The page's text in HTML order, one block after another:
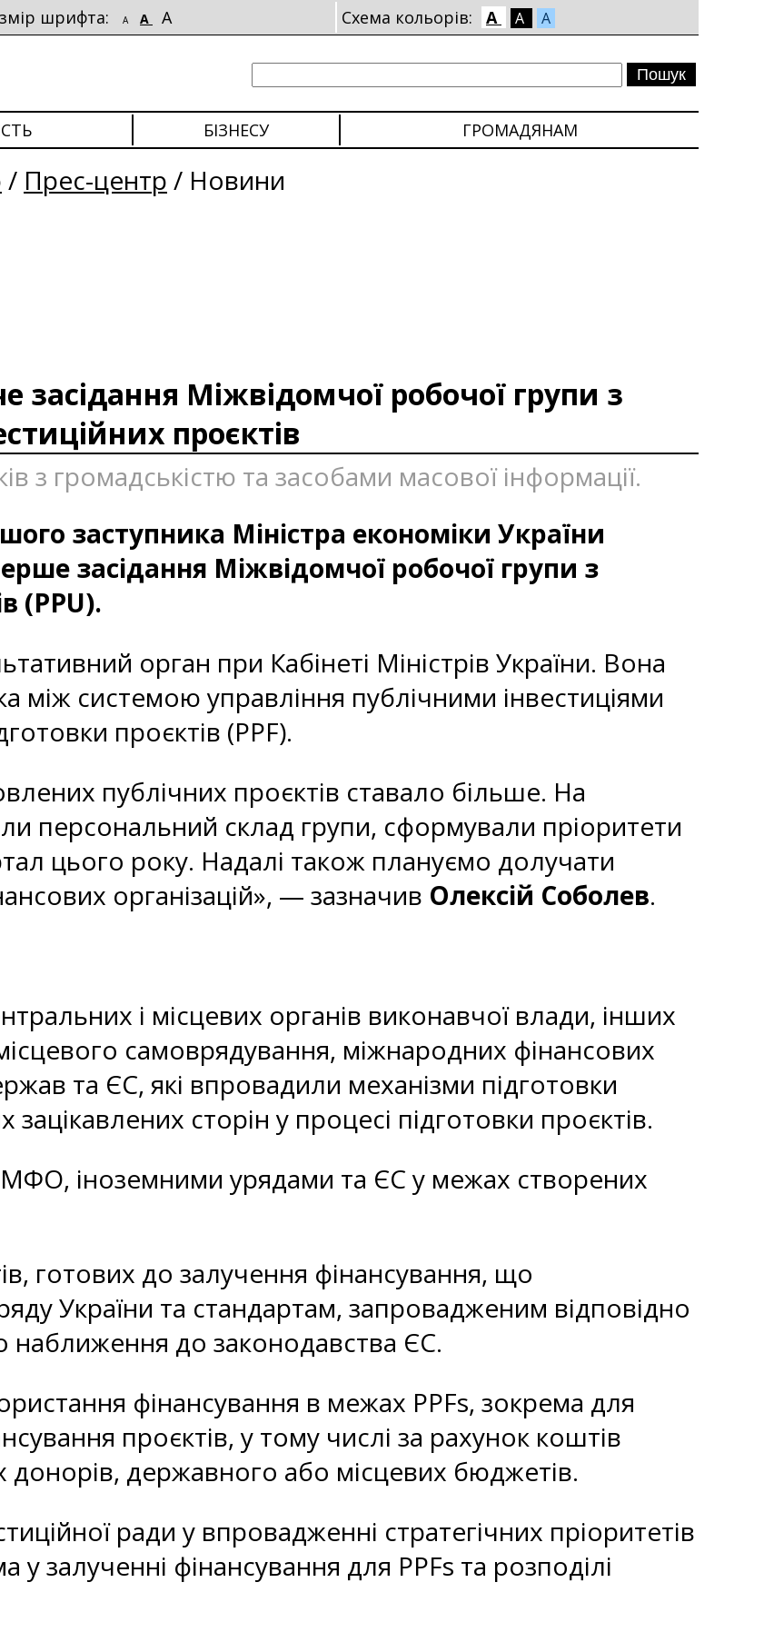
шрифта: A A A Схема кольорів: A A A
БІЗНЕСУ ГРОМАДЯНАМ
/ Прес-центр / Новини
засідання Міжвідомчої робочої групи з
проєктів
з громадськістю та засобами масової інформації.
заступника Міністра економіки України
засідання Міжвідомчої робочої групи з
(PPU).
орган при Кабінеті Міністрів України. Вона
між системою управління публічними інвестиціями
проєктів (PPF).
публічних проєктів ставало більше. На
персональний склад групи, сформували пріоритети
цього року. Надалі також плануємо долучати
організацій», — зазначив Олексій Соболев.
і місцевих органів виконавчої влади, інших
самоврядування, міжнародних фінансових
та ЄС, які впровадили механізми підготовки
зацікавлених сторін у процесі підготовки проєктів.
МФО, іноземними урядами та ЄС у межах створених
готових до залучення фінансування, що
України та стандартам, запровадженим відповідно
наближення до законодавства ЄС.
фінансування в межах PPFs, зокрема для
проєктів, у тому числі за рахунок коштів
державного або місцевих бюджетів.
ради у впровадженні стратегічних пріоритетів
у залученні фінансування для PPFs та розподілі